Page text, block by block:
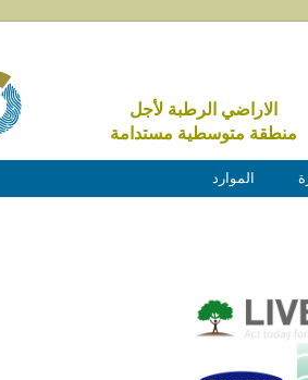
الاراضي الرطبة لأجل
منطقة متوسطية مستدامة
الموارد